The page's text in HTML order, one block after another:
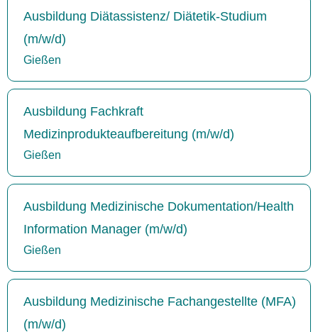
Ausbildung Diätassistenz/ Diätetik-Studium
(m/w/d)
Gießen
Ausbildung Fachkraft
Medizinprodukteaufbereitung (m/w/d)
Gießen
Ausbildung Medizinische Dokumentation/Health
Information Manager (m/w/d)
Gießen
Ausbildung Medizinische Fachangestellte (MFA)
(m/w/d)